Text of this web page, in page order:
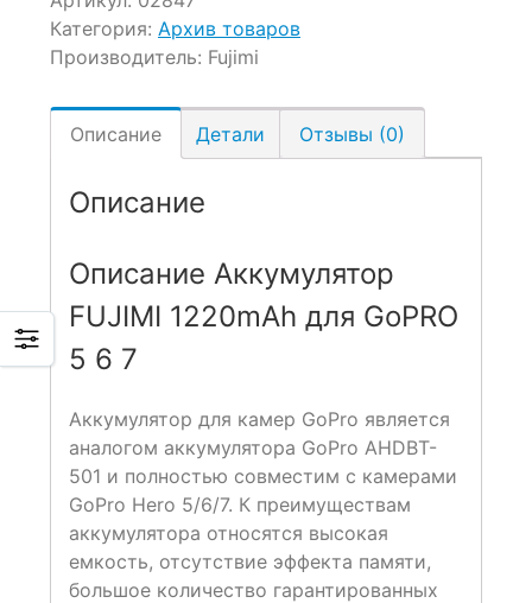
Категория: Архив товаров
Производитель: Fujimi
Описание Детали Отзывы (0)
Описание
Описание Аккумулятор
FUJIMI 1220mAh для GoPRO
5 6 7
Аккумулятор для камер GoPro является
аналогом аккумулятора GoPro AHDBT-
501 и полностью совместим с камерами
GoPro Hero 5/6/7. К преимуществам
аккумулятора относятся высокая
емкость, отсутствие эффекта памяти,
большое количество гарантированных